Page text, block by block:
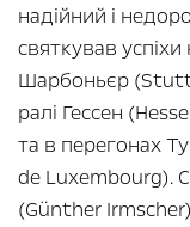
надійний і
святкував
Шарбоньєр
ралі Гессен
та в перегонах
de Luxembourg).
(Günther